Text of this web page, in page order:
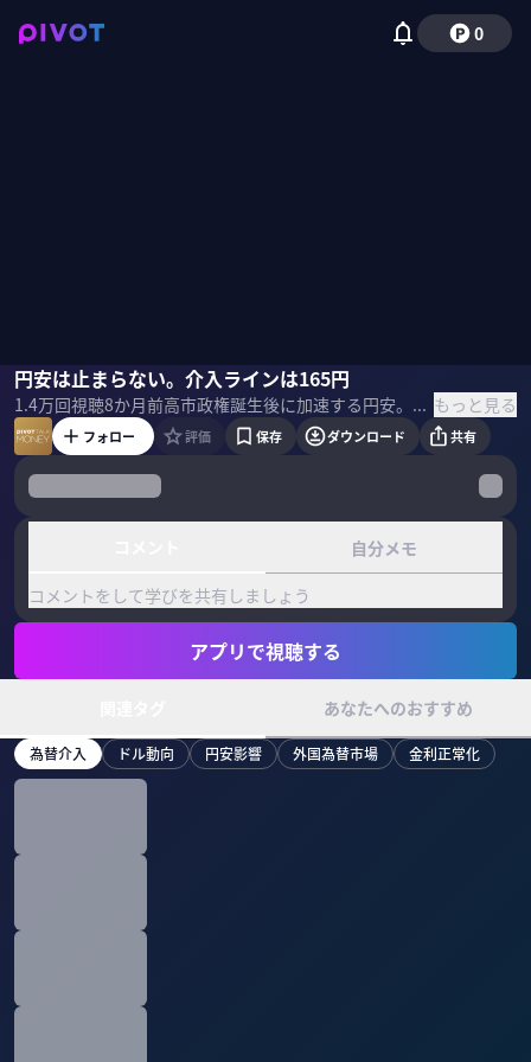
0
円安は止まらない。介入ラインは165円
1.4万回視聴8か月前 高市政権誕生後に加速する円安。その背景には要因は何か？来年以降もこのトレンドが続くのか？介入はありうるのか？為替ストラテジストの佐々木融氏に聞いた。 ▼プロフィール 佐々木融｜ふくおかフィナンシャルグループ チーフ・ストラテジスト 92年上智大卒、日銀入行。94年から97年まで国際局為替課にて市場分析のほか、為替市場介入の実務も担当した。2000年よりNY事務所駐在。米連銀など当局との情報交換や市場調査に従事する。23年12月より現職。「日経ヴェリタス」為替アナリストランキングにて16年、18～21年と通算5回の首位を獲得した。 ＜目次＞ もっと見る
佐々木融佐々木紀彦
フォロー 評価 保存 ダウンロード 共有
自分メモ
コメントをして学びを共有しましょう
アプリで視聴する
あなたへのおすすめ
為替介入 ドル動向 円安影響 外国為替市場 金利正常化